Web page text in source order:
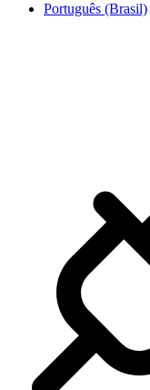
Português (Brasil)